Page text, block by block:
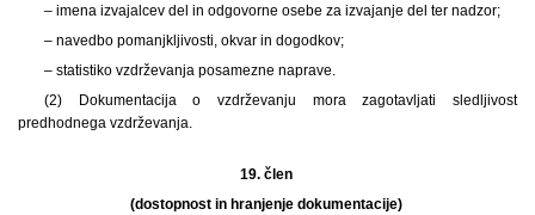
– imena izvajalcev del in odgovorne osebe za izvajanje del ter nadzor;
– navedbo pomanjkljivosti, okvar in dogodkov;
– statistiko vzdrževanja posamezne naprave.
(2) Dokumentacija o vzdrževanju mora zagotavljati sledljivost
predhodnega vzdrževanja.
19. člen
(dostopnost in hranjenje dokumentacije)